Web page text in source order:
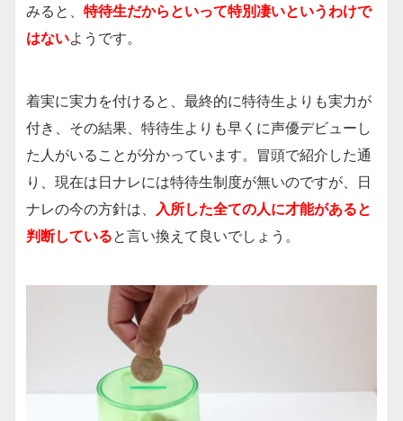
みると、 特待生だからといって特別凄いというわけで
はないようです。
着実に実力を付けると、最終的に特待生よりも実力が
付き、その結果、特待生よりも早くに声優デビューし
た人がいることが分かっています。冒頭で紹介した通
り、現在は日ナレには特待生制度が無いのですが、日
ナレの今の方針は、
入所した全ての人に才能があると
判断していると言い換えて良いでしょう。